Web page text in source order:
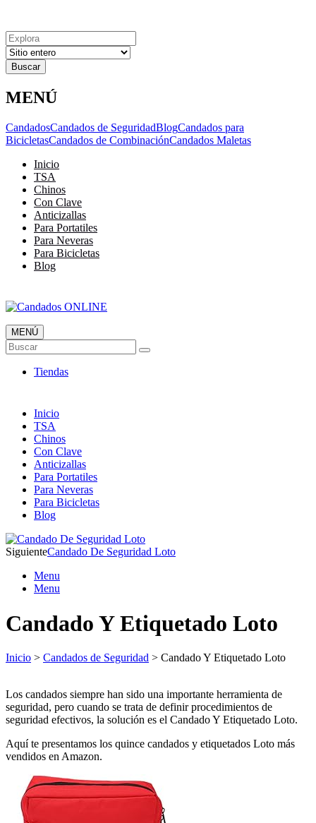
Resultados
para
MENÚ
CandadosCandados de SeguridadBlogCandados para
BicicletasCandados de CombinaciónCandados Maletas
Inicio
TSA
Chinos
Con Clave
Anticizallas
Para Portatiles
Para Neveras
Para Bicicletas
Blog
Candados ONLINE
Envió 24/7!!!
MENÚ
Buscar
Tiendas
Inicio
TSA
Chinos
Con Clave
Anticizallas
Para Portatiles
Para Neveras
Para Bicicletas
Blog
SiguienteCandado De Seguridad Loto
Menu
Menu
Candado Y Etiquetado Loto
Inicio > Candados de Seguridad > Candado Y Etiquetado Loto
Los candados siempre han sido una importante herramienta de
seguridad, pero cuando se trata de definir procedimientos de
seguridad efectivos, la solución es el Candado Y Etiquetado Loto.
Aquí te presentamos los quince candados y etiquetados Loto más
vendidos en Amazon.